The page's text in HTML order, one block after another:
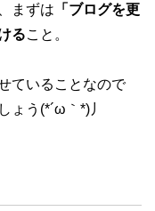
まずは 「ブログを更
ること。
ていることなので
う(*´ω｀*)丿